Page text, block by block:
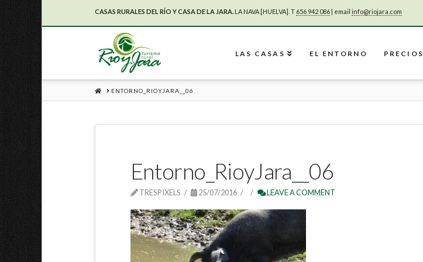
CASAS RURALES DEL RÍO Y CASA DE LA JARA. LA NAVA [HUELVA]. T 656 942 086 | email info@riojara.com
LAS CASAS EL ENTORNO PRECIOS
HOME
ENTORNO_RIOYJARA__06
Entorno_RioyJara__06
TRESPIXELS 25/07/2016 LEAVE A COMMENT